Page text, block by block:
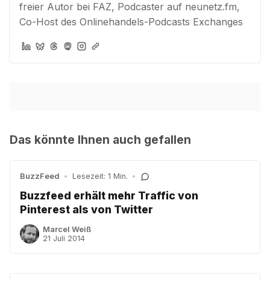
freier Autor bei FAZ, Podcaster auf neunetz.fm,
Co-Host des Onlinehandels-Podcasts Exchanges
Das könnte Ihnen auch gefallen
BuzzFeed • Lesezeit: 1 Min. •
Buzzfeed erhält mehr Traffic von
Pinterest als von Twitter
Marcel Weiß
21 Juli 2014